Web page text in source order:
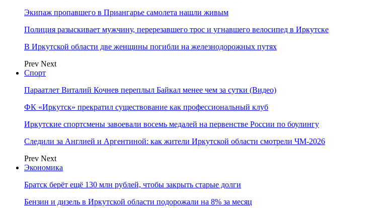
Экипаж пропавшего в Приангарье самолета нашли живым
Полиция разыскивает мужчину, перерезавшего трос и угнавшего велосипед в Иркутске
В Иркутской области две женщины погибли на железнодорожных путях
Prev Next
Спорт
Параатлет Виталий Кочнев переплыл Байкал менее чем за сутки (Видео)
ФК «Иркутск» прекратил существование как профессиональный клуб
Иркутские спортсмены завоевали восемь медалей на первенстве России по боулингу
Следили за Англией и Аргентиной: как жители Иркутской области смотрели ЧМ-2026
Prev Next
Экономика
Братск берёт ещё 130 млн рублей, чтобы закрыть старые долги
Бензин и дизель в Иркутской области подорожали на 8% за месяц